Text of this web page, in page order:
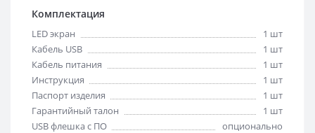
Комплектация
LED экран
1 шт
Кабель USB
1 шт
Кабель питания
1 шт
Инструкция
1 шт
Паспорт изделия
1 шт
Гарантийный талон
1 шт
USB флешка с ПО
опционально